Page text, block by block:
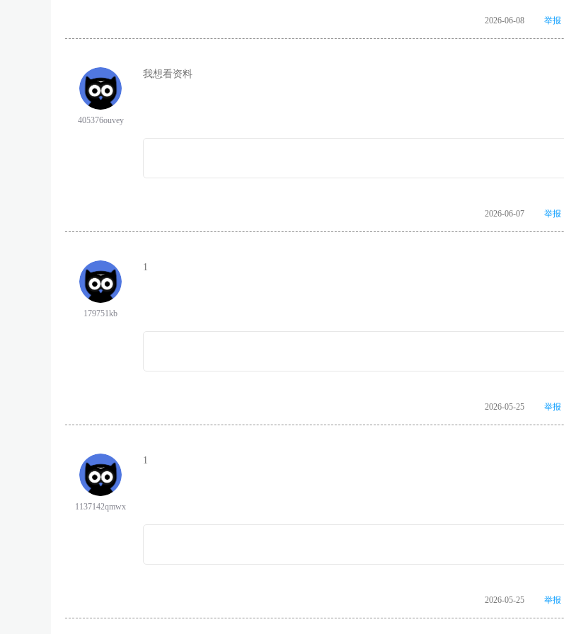
2026-06-08 举报
405376ouvey
我想看资料
2026-06-07 举报
179751kb
1
2026-05-25 举报
1137142qmwx
1
2026-05-25 举报